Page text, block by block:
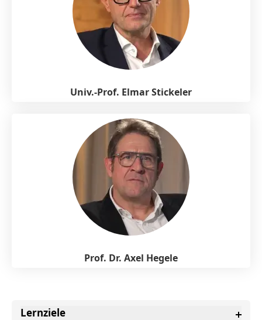
Univ.-Prof. Elmar Stickeler
Prof. Dr. Axel Hegele
Lernziele